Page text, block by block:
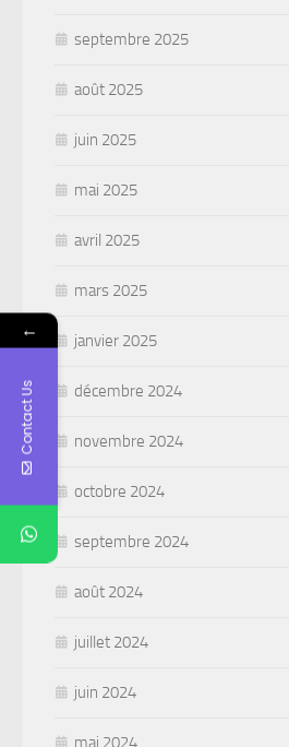
septembre 2025
août 2025
juin 2025
mai 2025
avril 2025
mars 2025
janvier 2025
décembre 2024
novembre 2024
octobre 2024
septembre 2024
août 2024
juillet 2024
juin 2024
mai 2024
←
Contact Us